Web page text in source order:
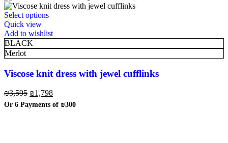
Select options
Quick view
Add to wishlist
BLACK
Merlot
Viscose knit dress with jewel cufflinks
₪3,595 ₪1,798
Or 6 Payments of ₪300